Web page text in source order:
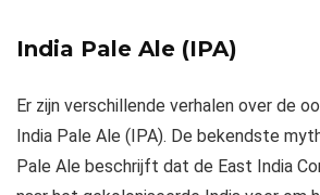
India Pale Ale (IPA)
Er zijn verschillende verhalen over de
India Pale Ale (IPA). De bekendste
Pale Ale beschrijft dat de East India